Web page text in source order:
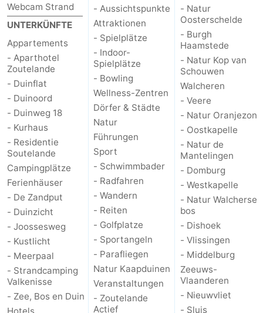
Webcam Strand
UNTERKÜNFTE
Appartements
- Aparthotel
Zoutelande
- Duinflat
- Duinoord
- Duinweg 18
- Kurhaus
- Residentie
Soutelande
Campingplätze
Ferienhäuser
- De Zandput
- Duinzicht
- Joossesweg
- Kustlicht
- Meerpaal
- Strandcamping
Valkenisse
- Zee, Bos en Duin
- Aussichtspunkte
Attraktionen
- Spielplätze
- Indoor-
Spielplätze
- Bowling
Wellness-Zentren
Dörfer & Städte
Natur
Führungen
Sport
- Schwimmbader
- Radfahren
- Wandern
- Reiten
- Golfplatze
- Sportangeln
- Parafliegen
Natur Kaapduinen
Veranstaltungen
- Zoutelande
Actief
- Natur
Oosterschelde
- Burgh
Haamstede
- Natur Kop van
Schouwen
Walcheren
- Veere
- Natur Oranjezon
- Oostkapelle
- Natur de
Mantelingen
- Domburg
- Westkapelle
- Natur Walcherse
bos
- Dishoek
- Vlissingen
- Middelburg
Zeeuws-
Vlaanderen
- Nieuwvliet
- Sluis